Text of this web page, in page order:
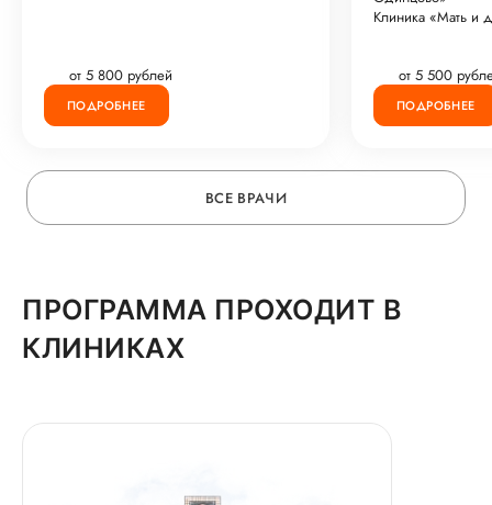
от 5 800 рублей
ПОДРОБНЕЕ
Клиника «Мать и
от 5 500
ПОДРОБНЕЕ
ВСЕ ВРАЧИ
ПРОГРАММА ПРОХОДИТ В
КЛИНИКАХ